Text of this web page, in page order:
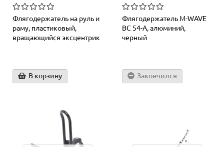
Флягодержатель на руль и
раму, пластиковый,
вращающийся эксцентрик
В корзину
Флягодержатель M-WAVE
BC 54-A, алюминий,
черный
Закончился